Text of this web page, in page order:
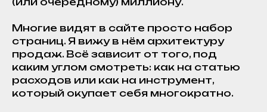
Многие видят в сайте просто набор
страниц. Я вижу в нём архитектуру
продаж. Всё зависит от того, под
каким углом смотреть: как на статью
расходов или как на инструмент,
который окупает себя многократно.